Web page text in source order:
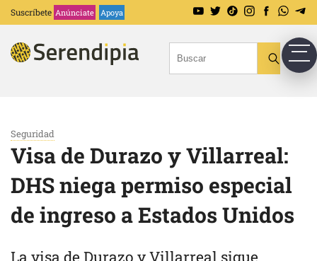
Suscríbete Anúnciate Apoya
Seguridad
Visa de Durazo y Villarreal:
DHS niega permiso especial
de ingreso a Estados Unidos
La visa de Durazo y Villarreal sigue